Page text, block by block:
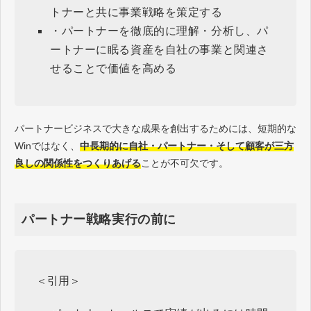
トナーと共に事業戦略を策定する
・パートナーを徹底的に理解・分析し、パ
ートナーに眠る資産を自社の事業と関連さ
せることで価値を高める
パートナービジネスで大きな成果を創出するためには、短期的な
Winではなく、 中長期的に自社・パートナー・そして顧客が三方
良しの関係性をつくりあげることが不可欠です。
パートナー戦略実行の前に
＜引用＞